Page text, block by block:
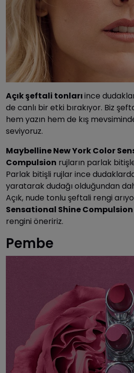
Açık şeftali tonlarıince
de canlı bir etki bırakıyor. Biz
hem yazın hem de kış
seviyoruz.
Maybelline New York Color
Compulsion rujların parlak
Parlak bitişli rujlar ince dudaklarda
yaratarak dudağı olduğundan
Açık, nude tonlu şeftali rengi
Sensational Shine Compulsion
rengini öneririz.
Pembe